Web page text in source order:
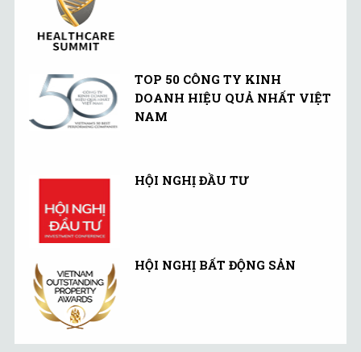
TOP 50 CÔNG TY KINH
DOANH HIỆU QUẢ NHẤT VIỆT
NAM
HỘI NGHỊ ĐẦU TƯ
HỘI NGHỊ BẤT ĐỘNG SẢN